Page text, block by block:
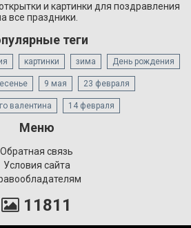
и картинки для поздравления
все праздники.
теги
картинки зима День рождения
9 мая 23 февраля
валентина 14 февраля
Меню
Обратная связь
Условия сайта
11811